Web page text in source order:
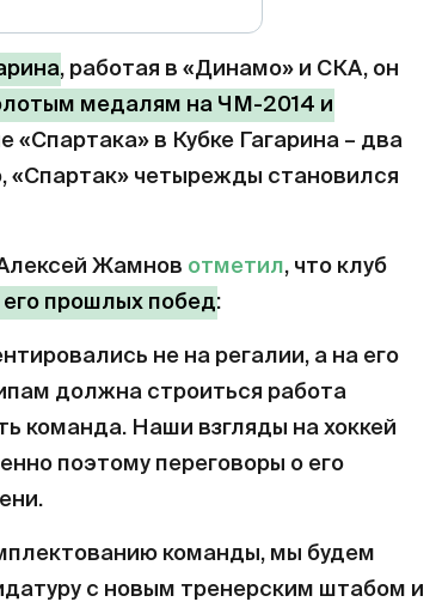
, работая в «Динамо» и СКА, он
медалям на ЧМ-2014 и
«Спартака» в Кубке Гагарина – два
«Спартак» четырежды становился
Жамнов отметил, что клуб
его прошлых побед:
не на регалии, а на его
должна строиться работа
команда. Наши взгляды на хоккей
поэтому переговоры о его
команды, мы будем
с новым тренерским штабом и